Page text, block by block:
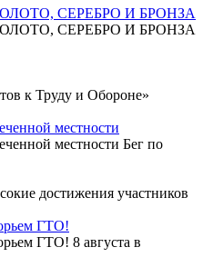
СЕРЕБРО И БРОНЗА
СЕРЕБРО И БРОНЗА
к Труду и Обороне»
местности
местности Бег по
достижения участников
ГТО!
ГТО! 8 августа в